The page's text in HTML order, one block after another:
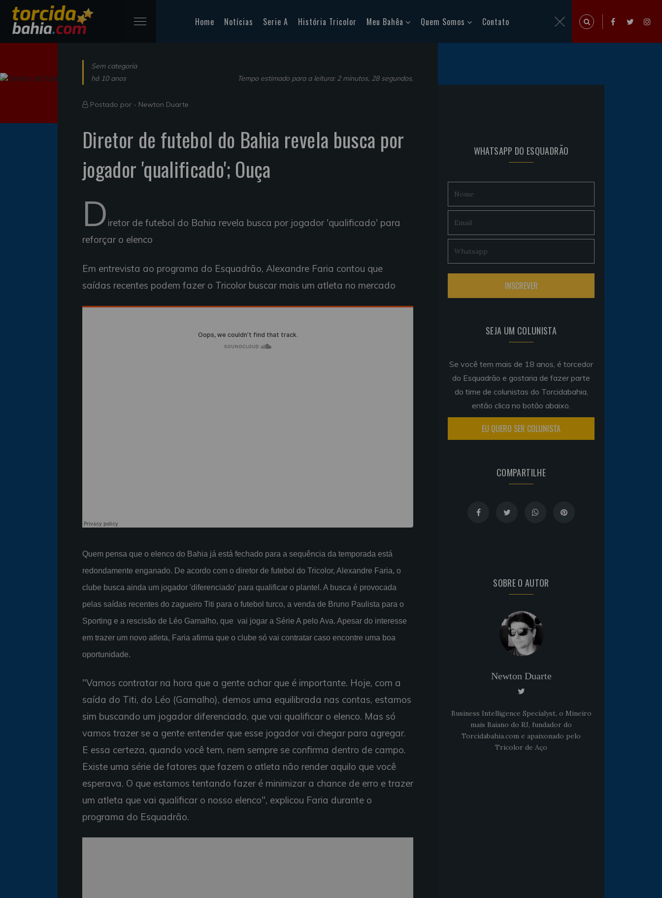
Home Notícias Serie A História Tricolor Meu Bahêa Quem Somos Contato
Sem categoria
há 10 anos
Tempo estimado para a leitura: 2 minutos, 28 segundos.
Postado por - Newton Duarte
Diretor de futebol do Bahia revela busca por
jogador 'qualificado'; Ouça
D iretor de futebol do Bahia revela busca por jogador 'qualificado' para
reforçar o elenco
Em entrevista ao programa do Esquadrão, Alexandre Faria contou que
saídas recentes podem fazer o Tricolor buscar mais um atleta no mercado
Quem pensa que o elenco do Bahia já está fechado para a sequência da temporada está
redondamente enganado. De acordo com o diretor de futebol do Tricolor, Alexandre Faria, o
clube busca ainda um jogador 'diferenciado' para qualificar o plantel. A busca é provocada
pelas saídas recentes do zagueiro Titi para o futebol turco, a venda de Bruno Paulista para o
Sporting e a rescisão de Léo Gamalho, que vai jogar a Série A pelo Ava. Apesar do interesse
em trazer um novo atleta, Faria afirma que o clube só vai contratar caso encontre uma boa
oportunidade.
"Vamos contratar na hora que a gente achar que é importante. Hoje, com a
saída do Titi, do Léo (Gamalho), demos uma equilibrada nas contas, estamos
sim buscando um jogador diferenciado, que vai qualificar o elenco. Mas só
vamos trazer se a gente entender que esse jogador vai chegar para agregar.
E essa certeza, quando você tem, nem sempre se confirma dentro de campo.
Existe uma série de fatores que fazem o atleta não render aquilo que você
esperava. O que estamos tentando fazer é minimizar a chance de erro e trazer
um atleta que vai qualificar o nosso elenco", explicou Faria durante o
programa do Esquadrão.
WHATSAPP DO ESQUADRÃO
SEJA UM COLUNISTA
Se você tem mais de 18 anos, é torcedor
do Esquadrão e gostaria de fazer parte
do time de colunistas do Torcidabahia,
então clica no botão abaixo.
EU QUERO SER COLUNISTA
COMPARTILHE
SOBRE O AUTOR
Newton Duarte
Business Intelligence Specialyst, o Mineiro
mais Baiano do RJ, fundador do
Torcidabahia.com e apaixonado pelo
Tricolor de Aço